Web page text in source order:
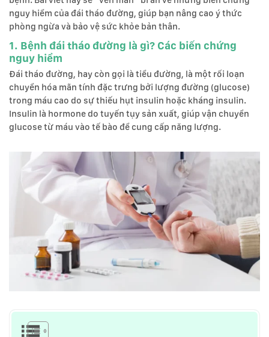
nguy hiểm của đái tháo đường, giúp bạn nâng cao ý thức
phòng ngừa và bảo vệ sức khỏe bản thân.
1. Bệnh đái tháo đường là gì? Các biến chứng
nguy hiểm
Đái tháo đường, hay còn gọi là tiểu đường, là một rối loạn
chuyển hóa mãn tính đặc trưng bởi lượng đường (glucose)
trong máu cao do sự thiếu hụt insulin hoặc kháng insulin.
Insulin là hormone do tuyến tụy sản xuất, giúp vận chuyển
glucose từ máu vào tế bào để cung cấp năng lượng.